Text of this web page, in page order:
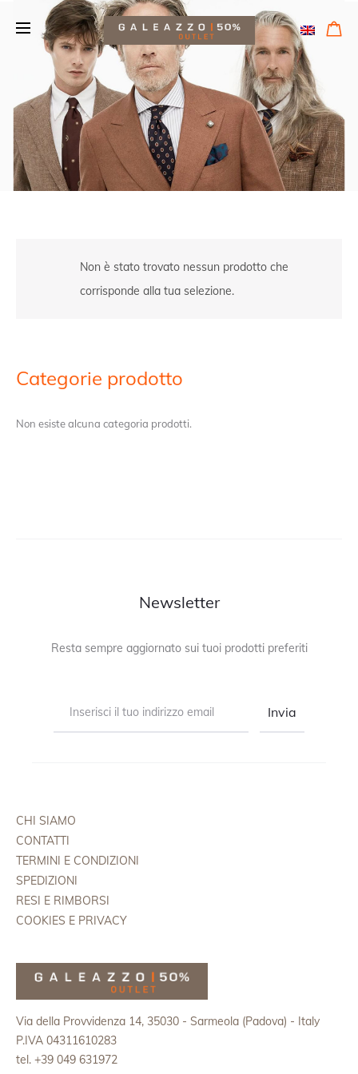
Non è stato trovato nessun prodotto che
corrisponde alla tua selezione.
Categorie prodotto
Non esiste alcuna categoria prodotti.
Newsletter
Resta sempre aggiornato sui tuoi prodotti preferiti
CHI SIAMO
CONTATTI
TERMINI E CONDIZIONI
SPEDIZIONI
RESI E RIMBORSI
COOKIES E PRIVACY
Via della Provvidenza 14, 35030 - Sarmeola (Padova) - Italy
P.IVA 04311610283
tel. +39 049 631972